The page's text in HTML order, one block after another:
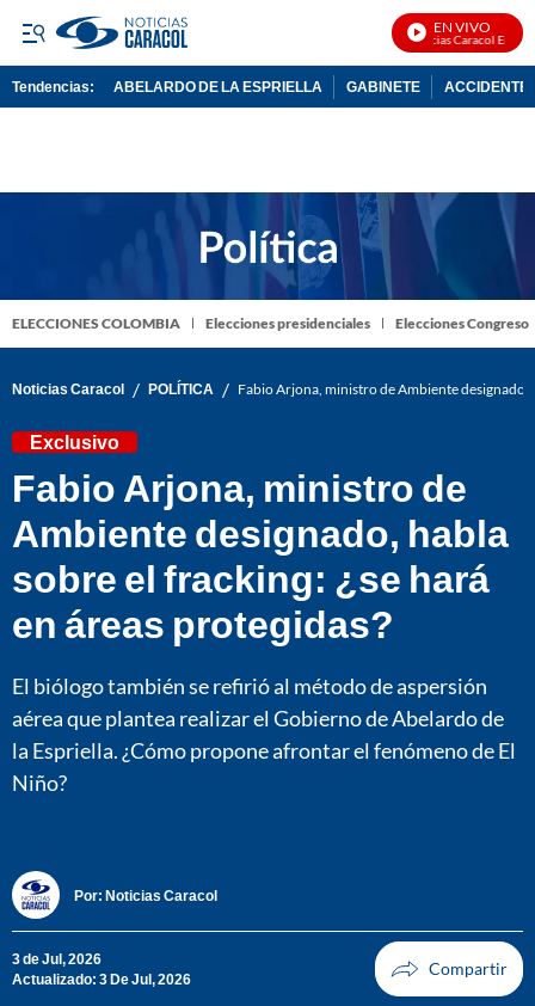
EN VIVO
Noticias Caracol En Vivo
Tendencias: ABELARDO DE LA ESPRIELLA GABINETE ACCIDENTE
ELECCIONES COLOMBIA Elecciones presidenciales Elecciones Congreso
Noticias Caracol / POLÍTICA / Fabio Arjona, ministro de Ambiente designado,
Exclusivo
Fabio Arjona, ministro de
Ambiente designado, habla
sobre el fracking: ¿se hará
en áreas protegidas?
El biólogo también se refirió al método de aspersión
aérea que plantea realizar el Gobierno de Abelardo de
la Espriella. ¿Cómo propone afrontar el fenómeno de El
Niño?
Por: Noticias Caracol
3 de Jul, 2026
Actualizado: 3 De Jul, 2026